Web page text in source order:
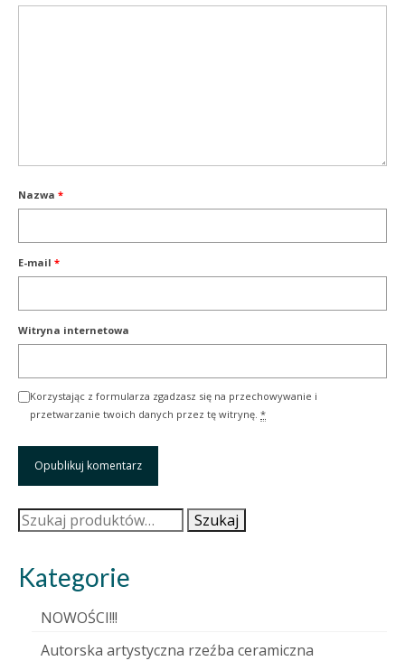
Nazwa *
E-mail *
Witryna internetowa
Korzystając z formularza zgadzasz się na przechowywanie i
przetwarzanie twoich danych przez tę witrynę. *
Szukaj: Szukaj
Kategorie
NOWOŚCI!!!
Autorska artystyczna rzeźba ceramiczna